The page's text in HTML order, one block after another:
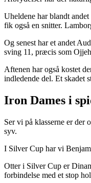
Uheldene har blandt
fik også en snitter.
Og senest har et andet
sving 11, præcis som
Aftenen har også kostet
indledende del. Et skadet
Iron Dames i
Ser vi på klasserne er der
syv.
I Silver Cup har vi
Otter i Silver Cup er
forbindelse med et stop